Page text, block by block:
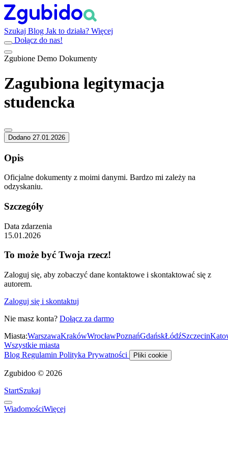
Szukaj Blog Jak to działa? Więcej
Dołącz do nas!
Zgubione Demo Dokumenty
Zagubiona legitymacja
studencka
Dodano 27.01.2026
Opis
Oficjalne dokumenty z moimi danymi. Bardzo mi zależy na
odzyskaniu.
Szczegóły
Data zdarzenia
15.01.2026
To może być Twoja rzecz!
Zaloguj się, aby zobaczyć dane kontaktowe i skontaktować się z
autorem.
Zaloguj się i skontaktuj
Nie masz konta? Dołącz za darmo
Miasta:WarszawaKrakówWrocławPoznańGdańskŁódźSzczecin
Wszystkie miasta
Blog Regulamin Polityka Prywatności Pliki cookie
Zgubidoo © 2026
StartSzukaj
WiadomościWięcej